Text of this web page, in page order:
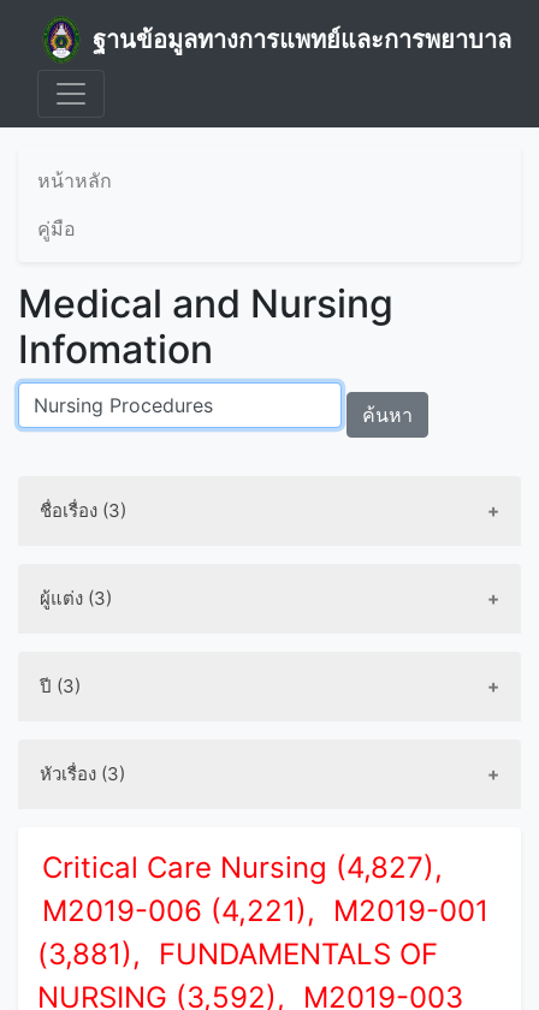
ฐานข้อมูลทางการแพทย์และการพยาบาล
หน้าหลัก
คู่มือ
Medical and Nursing
Infomation
ค้นหา
ชื่อเรื่อง (3)
ผู้แต่ง (3)
ปี (3)
หัวเรื่อง (3)
Critical Care Nursing (4,827),
M2019-006 (4,221),
M2019-001
(3,881),
FUNDAMENTALS OF
NURSING (3,592),
M2019-003